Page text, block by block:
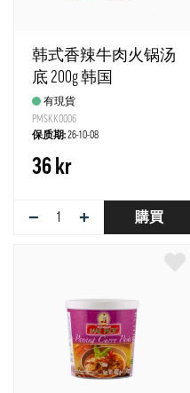
韩式香辣牛肉火锅汤
底 200g 韩国
有現貨
PMSKK0006
保质期:26-10-08
36 kr
− + 購買